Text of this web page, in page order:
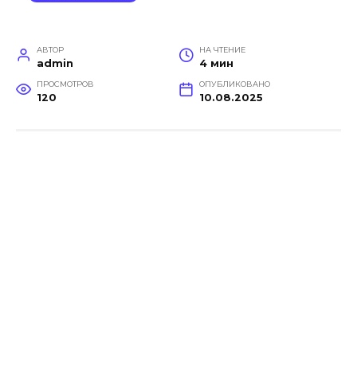
АВТОР
admin
НА ЧТЕНИЕ
4 мин
ПРОСМОТРОВ
120
ОПУБЛИКОВАНО
10.08.2025